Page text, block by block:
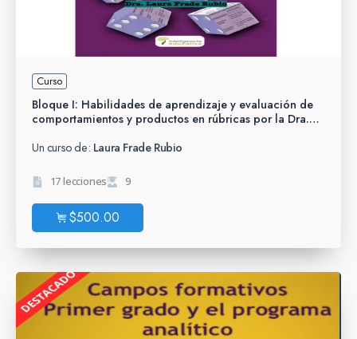
Curso
Bloque I: Habilidades de aprendizaje y evaluación de
comportamientos y productos en rúbricas por la Dra.
Un curso de: Laura Frade Rubio
17 lecciones 9
$500.00